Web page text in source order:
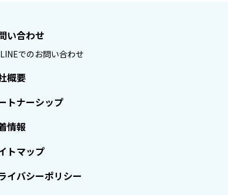
い合わせ
LINEでのお問い合わせ
概要
トナーシップ
情報
トマップ
イバシーポリシー